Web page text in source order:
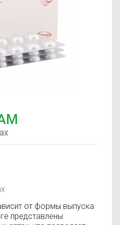
от формы выпуска
представлены